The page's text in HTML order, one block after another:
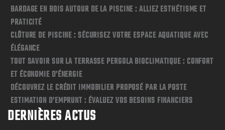
BARDAGE EN BOIS AUTOUR DE LA PISCINE : ALLIEZ ESTHÉTISME ET
PRATICITÉ
CLÔTURE DE PISCINE : SÉCURISEZ VOTRE ESPACE AQUATIQUE AVEC
ÉLÉGANCE
TOUT SAVOIR SUR LA TERRASSE PERGOLA BIOCLIMATIQUE : CONFORT
ET ÉCONOMIE D’ÉNERGIE
DÉCOUVREZ LE CRÉDIT IMMOBILIER PROPOSÉ PAR LA POSTE
ESTIMATION D’EMPRUNT : ÉVALUEZ VOS BESOINS FINANCIERS
DERNIÈRES ACTUS